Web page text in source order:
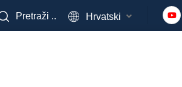
Pretraži .. Hrvatski